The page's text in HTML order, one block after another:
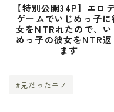
【特別公開34P】エロ
ゲームでいじめっ子に
女をNTRれたので、い
めっ子の彼女をNTR返
ます
#兄だったモノ